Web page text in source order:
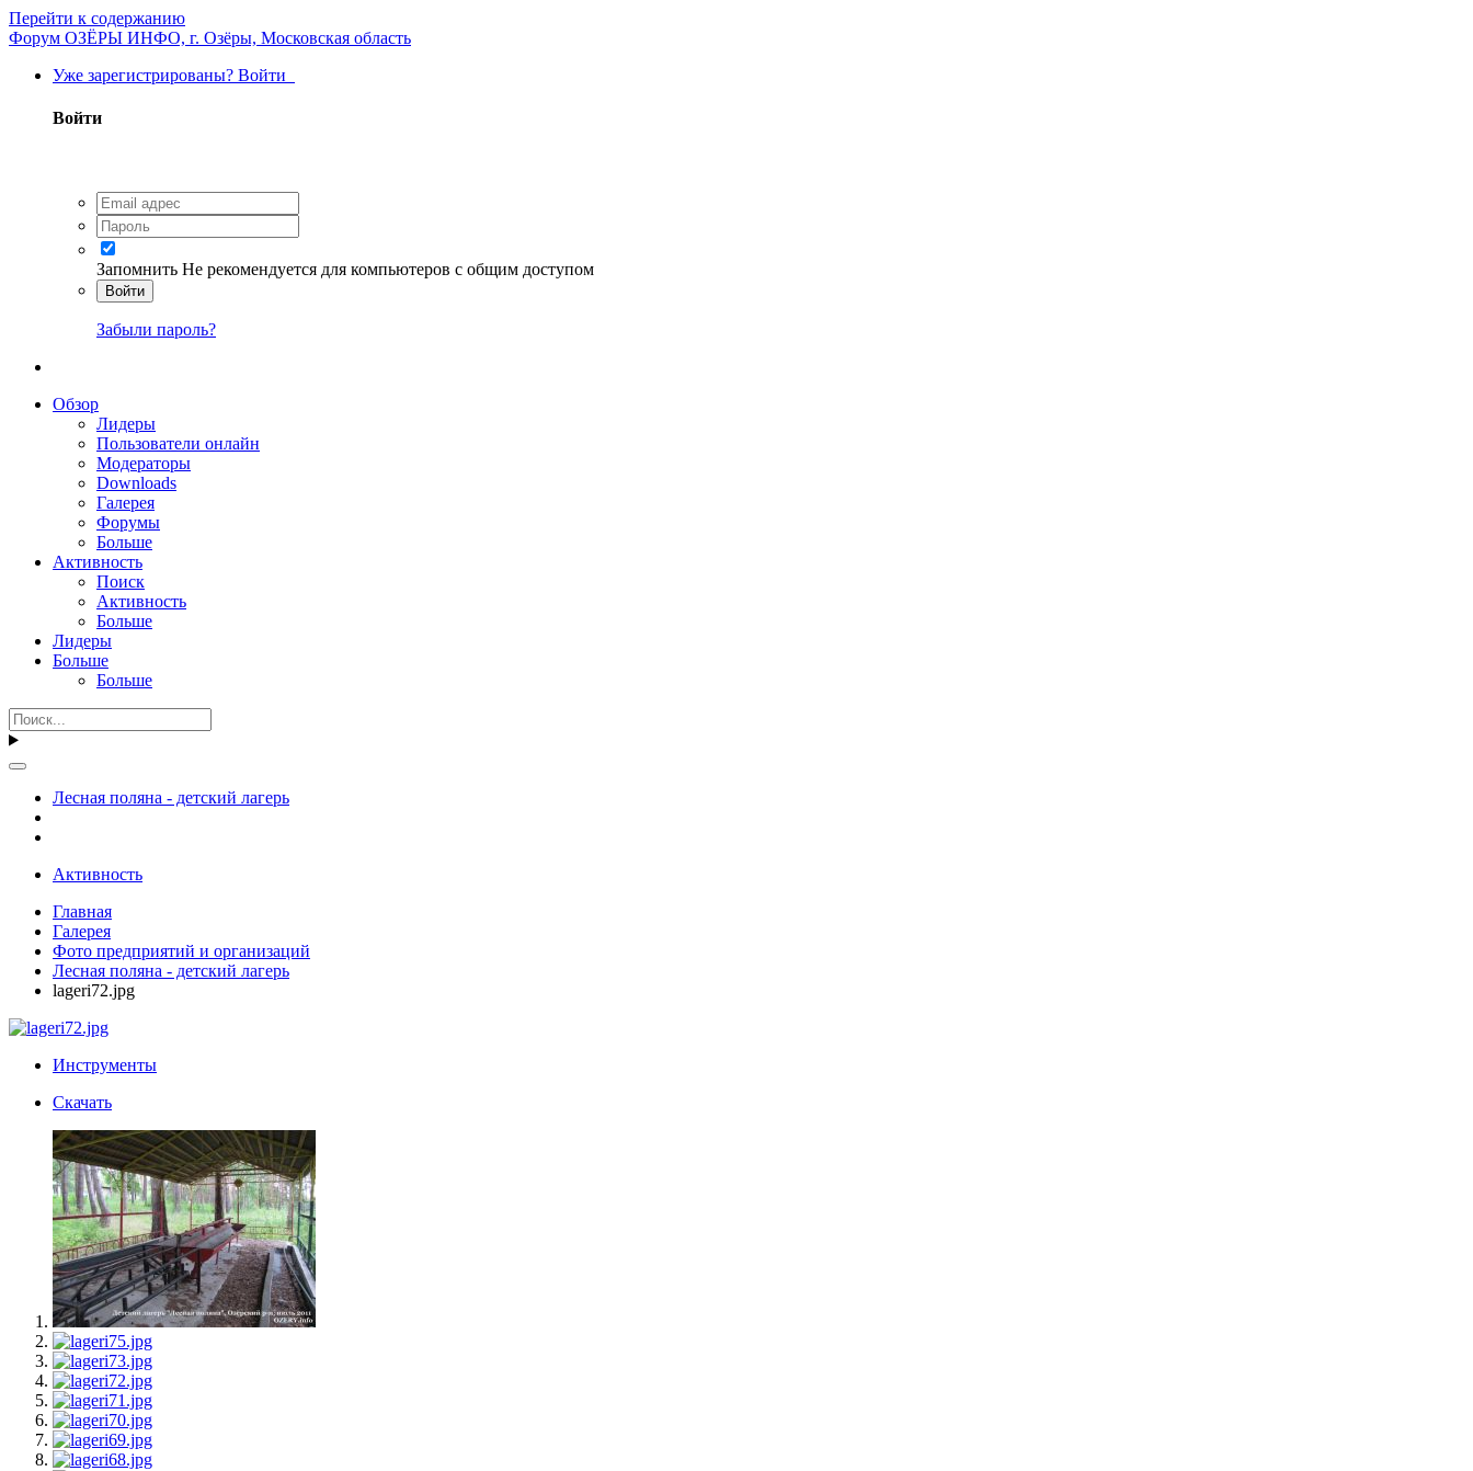
Перейти к содержанию
Форум ОЗЁРЫ ИНФО, г. Озёры, Московская область
Уже зарегистрированы? Войти
Войти
Запомнить Не рекомендуется для компьютеров с общим доступом
Войти
Забыли пароль?
Обзор
Лидеры
Пользователи онлайн
Модераторы
Downloads
Галерея
Форумы
Больше
Активность
Поиск
Активность
Больше
Лидеры
Больше
Больше
Лесная поляна - детский лагерь
Активность
Главная
Галерея
Фото предприятий и организаций
Лесная поляна - детский лагерь
lageri72.jpg
Инструменты
Скачать